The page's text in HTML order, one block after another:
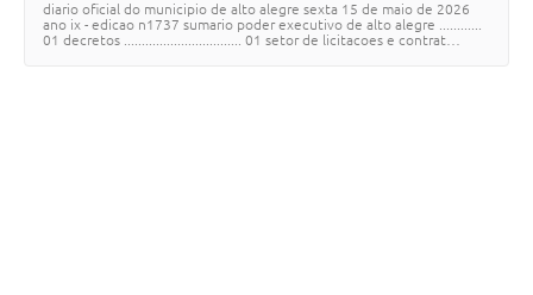
diario oficial do municipio de alto alegre sexta 15 de maio de 2026
ano ix - edicao n1737 sumario poder executivo de alto alegre ............
01 decretos ................................. 01 setor de licitacoes e contrat…